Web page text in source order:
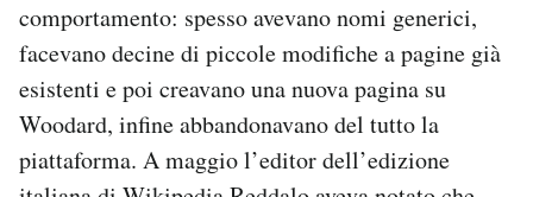
comportamento: spesso avevano nomi generici,
facevano decine di piccole modifiche a pagine già
esistenti e poi creavano una nuova pagina su
Woodard, infine abbandonavano del tutto la
piattaforma. A maggio l’editor dell’edizione